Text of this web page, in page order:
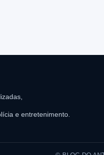
e entretenimento.